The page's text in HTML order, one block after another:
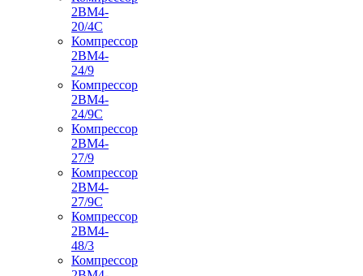
2ВМ4-
20/4С
Компрессор
2ВМ4-
24/9
Компрессор
2ВМ4-
24/9С
Компрессор
2ВМ4-
27/9
Компрессор
2ВМ4-
27/9С
Компрессор
2ВМ4-
48/3
Компрессор